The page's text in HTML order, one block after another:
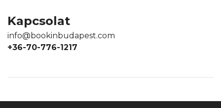
Kapcsolat
info@bookinbudapest.com
+36-70-776-1217